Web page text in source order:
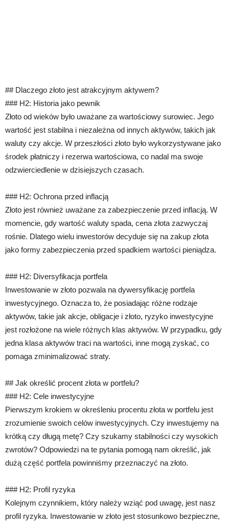
## Dlaczego złoto jest atrakcyjnym aktywem?
### H2: Historia jako pewnik
Złoto od wieków było uważane za wartościowy surowiec. Jego
wartość jest stabilna i niezależna od innych aktywów, takich jak
waluty czy akcje. W przeszłości złoto było wykorzystywane jako
środek płatniczy i rezerwa wartościowa, co nadal ma swoje
odzwierciedlenie w dzisiejszych czasach.
### H2: Ochrona przed inflacją
Złoto jest również uważane za zabezpieczenie przed inflacją. W
momencie, gdy wartość waluty spada, cena złota zazwyczaj
rośnie. Dlatego wielu inwestorów decyduje się na zakup złota
jako formy zabezpieczenia przed spadkiem wartości pieniądza.
### H2: Diversyfikacja portfela
Inwestowanie w złoto pozwala na dywersyfikację portfela
inwestycyjnego. Oznacza to, że posiadając różne rodzaje
aktywów, takie jak akcje, obligacje i złoto, ryzyko inwestycyjne
jest rozłożone na wiele różnych klas aktywów. W przypadku, gdy
jedna klasa aktywów traci na wartości, inne mogą zyskać, co
pomaga zminimalizować straty.
## Jak określić procent złota w portfelu?
### H2: Cele inwestycyjne
Pierwszym krokiem w określeniu procentu złota w portfelu jest
zrozumienie swoich celów inwestycyjnych. Czy inwestujemy na
krótką czy długą metę? Czy szukamy stabilności czy wysokich
zwrotów? Odpowiedzi na te pytania pomogą nam określić, jak
dużą część portfela powinniśmy przeznaczyć na złoto.
### H2: Profil ryzyka
Kolejnym czynnikiem, który należy wziąć pod uwagę, jest nasz
profil ryzyka. Inwestowanie w złoto jest stosunkowo bezpieczne,